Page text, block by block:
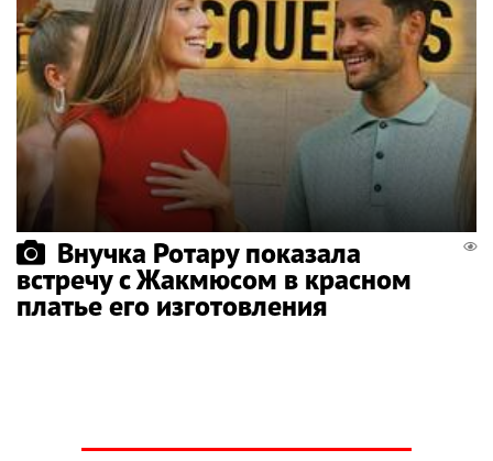
Внучка Ротару показала
встречу с Жакмюсом в красном
платье его изготовления